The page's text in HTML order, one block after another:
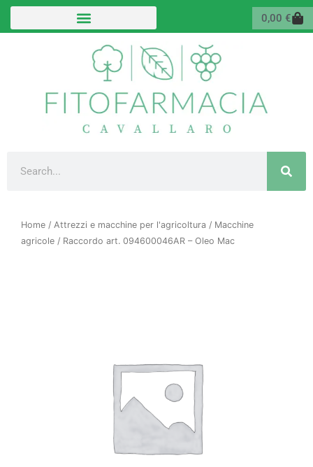
Vai
0,00 €
Home / Attrezzi e macchine per l'agricoltura / Macchine
agricole / Raccordo art. 094600046AR – Oleo Mac